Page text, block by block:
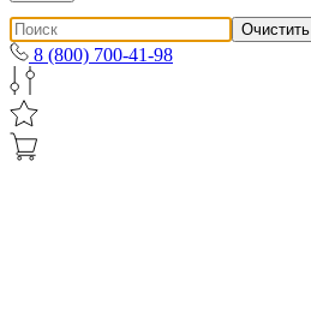
Очистить
8 (800) 700-41-98